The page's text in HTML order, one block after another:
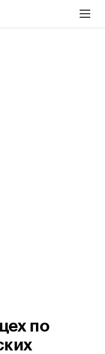
по